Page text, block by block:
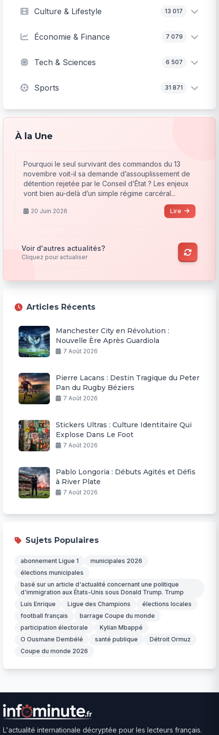
Culture & Lifestyle 13 017
Économie & Finance 7 079
Tech & Sciences 6 507
Sports 31 871
À la Une
Pourquoi le seul survivant des commandos du 13
novembre voit-il sa demande d’assouplissement de
détention rejetée par le Conseil d’État ? Les enjeux
vont bien au-delà d’un simple régime carcéral...
20 Juin 2026 Lire
Voir d'autres actualités?
Cliquez pour actualiser
Articles Récents
Manchester City en Révolution :
Nouvelle Ère Après Guardiola
7 Août 2026
Pierre Lacans : Destin Tragique du Peter
Pan du Rugby Béziers
7 Août 2026
Stickers Ultras : Culture Identitaire Qui
Explose Dans Le Foot
7 Août 2026
Pablo Longoria : Débuts Agités et Défis
à River Plate
7 Août 2026
Sujets Populaires
abonnement Ligue 1
municipales 2026
élections municipales
basé sur un article d'actualité concernant une politique
d'immigration aux États-Unis sous Donald Trump. Trump
Luis Enrique
Ligue des Champions
élections locales
football français
barrage Coupe du monde
participation électorale
Kylian Mbappé
O Ousmane Dembélé
santé publique
Détroit Ormuz
Coupe du monde 2026
L'actualité internationale décryptée pour les lecteurs français.